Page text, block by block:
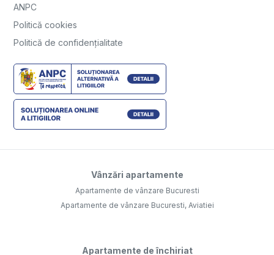
ANPC
Politică cookies
Politică de confidențialitate
Vânzări apartamente
Apartamente de vânzare Bucuresti
Apartamente de vânzare Bucuresti, Aviatiei
Apartamente de închiriat